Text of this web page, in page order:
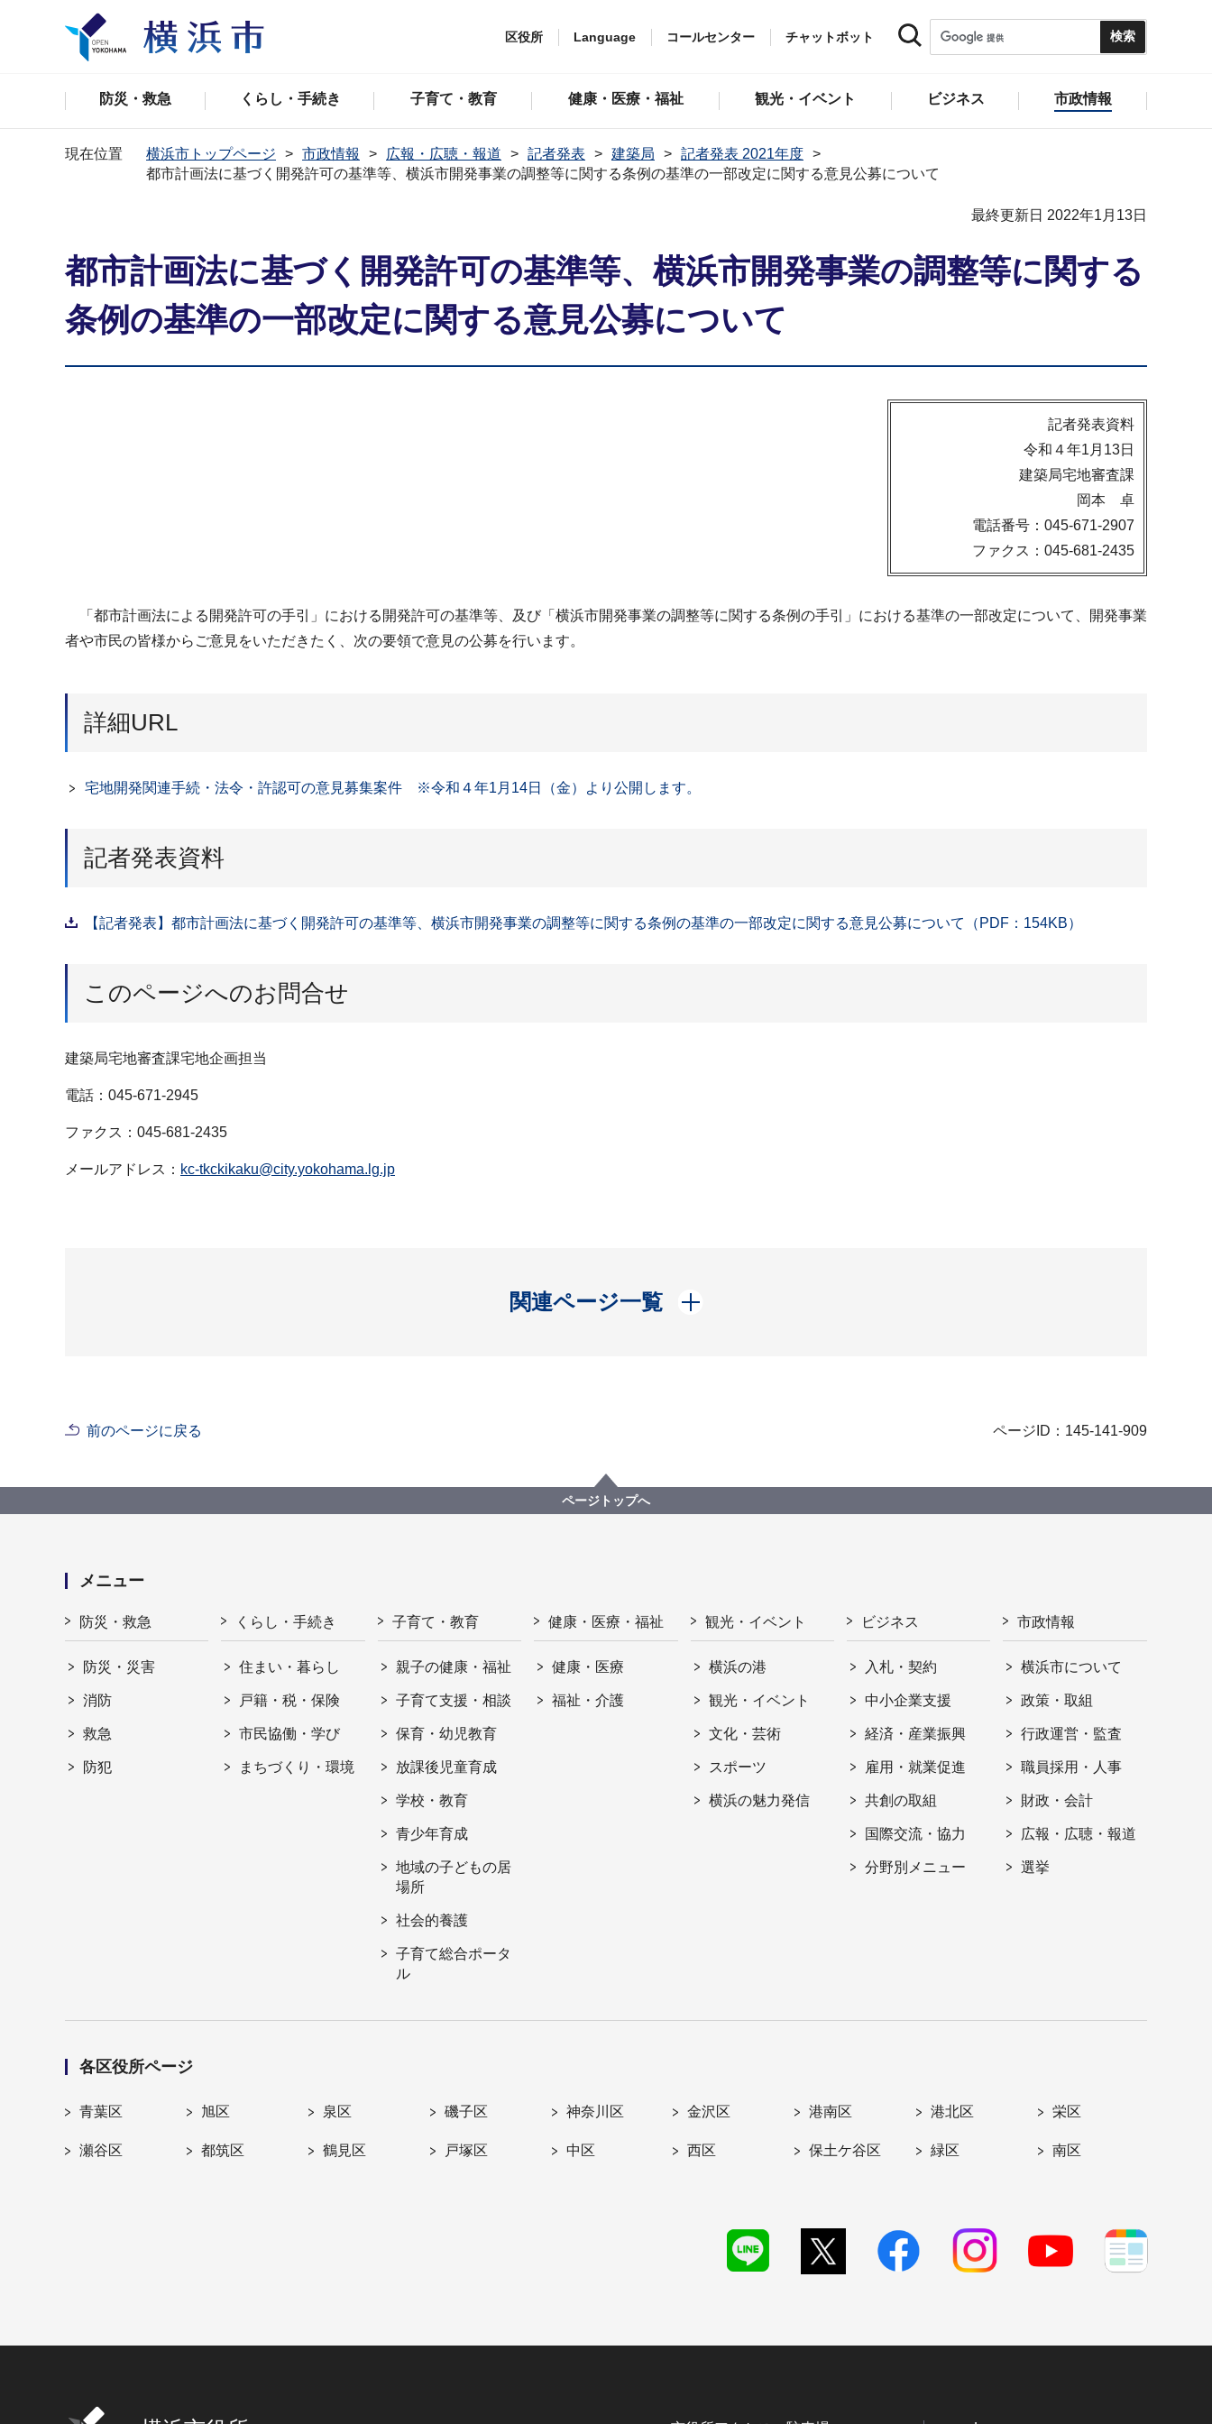
区役所 Language コールセンター チャットボット
防災・救急 くらし・手続き 子育て・教育 健康・医療・福祉 観光・イベント ビジネス 市政情報
現在位置 横浜市トップページ 市政情報 広報・広聴・報道 記者発表 建築局
記者発表 2021年度
都市計画法に基づく開発許可の基準等、横浜市開発事業の調整等に関する条例の基準の一部改定に関する意見公募について
最終更新日 2022年1月13日
都市計画法に基づく開発許可の基準等、横浜市開発事業の調整等に関する
条例の基準の一部改定に関する意見公募について
記者発表資料
令和４年1月13日
建築局宅地審査課
岡本 卓
電話番号：045-671-2907
ファクス：045-681-2435
「都市計画法による開発許可の手引」における開発許可の基準等、及び「横浜市開発事業の調整等に関する条例の手引」における基準の一部改定について、開発事業
者や市民の皆様からご意見をいただきたく、次の要領で意見の公募を行います。
詳細URL
宅地開発関連手続・法令・許認可の意見募集案件 ※令和４年1月14日（金）より公開します。
記者発表資料
【記者発表】都市計画法に基づく開発許可の基準等、横浜市開発事業の調整等に関する条例の基準の一部改定に関する意見公募について（PDF：154KB）
このページへのお問合せ
建築局宅地審査課宅地企画担当
電話：045-671-2945
ファクス：045-681-2435
メールアドレス： kc-tkckikaku@city.yokohama.lg.jp
関連ページ一覧
開く
前のページに戻る ページID：145-141-909
ページトップへ
メニュー
防災・救急
防災・災害
消防
救急
防犯
くらし・手続き
住まい・暮らし
戸籍・税・保険
市民協働・学び
まちづくり・環境
子育て・教育
親子の健康・福祉
子育て支援・相談
保育・幼児教育
放課後児童育成
学校・教育
青少年育成
地域の子どもの居
場所
社会的養護
子育て総合ポータ
ル
健康・医療・福祉
健康・医療
福祉・介護
観光・イベント
横浜の港
観光・イベント
文化・芸術
スポーツ
横浜の魅力発信
ビジネス
入札・契約
中小企業支援
経済・産業振興
雇用・就業促進
共創の取組
国際交流・協力
分野別メニュー
市政情報
横浜市について
政策・取組
行政運営・監査
職員採用・人事
財政・会計
広報・広聴・報道
選挙
各区役所ページ
青葉区 旭区 泉区 磯子区 神奈川区 金沢区 港南区 港北区 栄区
瀬谷区 都筑区 鶴見区 戸塚区 中区 西区 保土ケ谷区 緑区 南区